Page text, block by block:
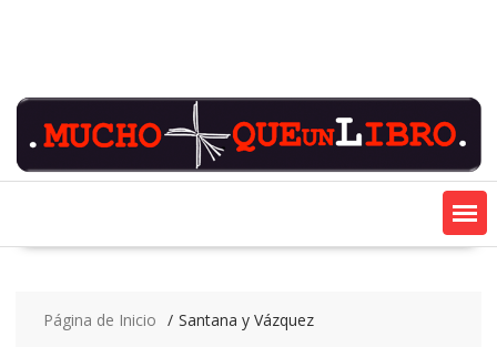
Página de Inicio Santana y Vázquez